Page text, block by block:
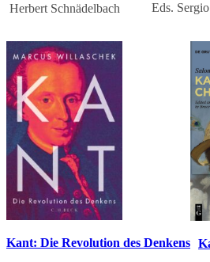
Herbert Schnädelbach
Eds.
Kant: Die Revolution des Denkens